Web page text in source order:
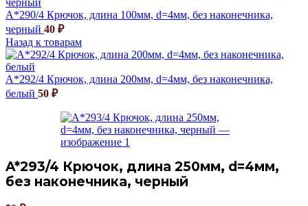
A*290/4 Крючок, длина 100мм, d=4мм, без наконечника,
черный 40 ₽
Назад к товарам
A*292/4 Крючок, длина 200мм, d=4мм, без наконечника,
белый 50 ₽
A*293/4 Крючок, длина 250мм, d=4мм,
без наконечника, черный